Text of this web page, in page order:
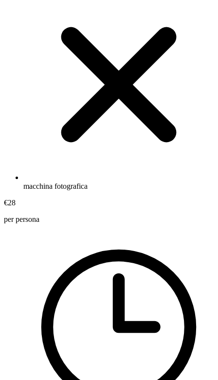
macchina fotografica
€28
per persona